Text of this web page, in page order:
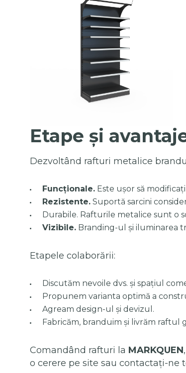
Etape și
Dezvoltând rafturi metalice
Funcționale. Este ușor să
Rezistente. Suportă sarcini
Durabile. Rafturile metalice sunt o
Vizibile. Branding-ul și iluminarea
Etapele colaborării:
Discutăm nevoile dvs. și spațiul
Propunem varianta optimă a
Agream design-ul și devizul.
Fabricăm, branduim și livrăm raftul
Comandând rafturi la MARKQUEN
o cerere pe site sau contactați-